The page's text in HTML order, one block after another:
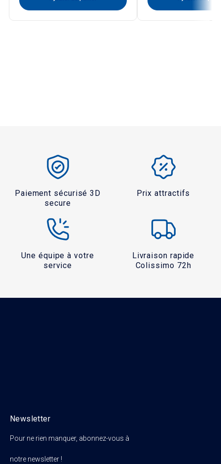
Paiement sécurisé 3D
secure
Prix attractifs
Une équipe à votre
service
Livraison rapide
Colissimo 72h
Pour ne rien manquer, abonnez-vous à
notre newsletter !
Newsletter